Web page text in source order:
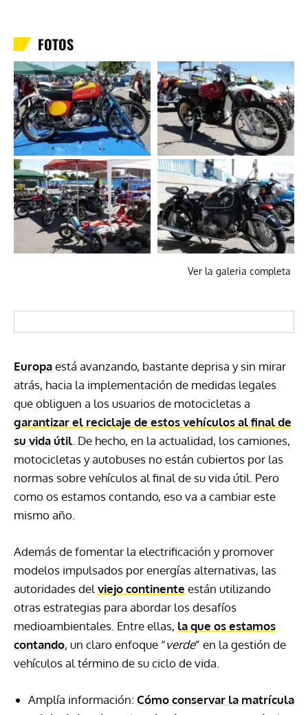
FOTOS
Ver la galeria completa
Europaestá avanzando, bastante deprisa y sin mirar
atrás, hacia la implementación de medidas legales
que obliguen a los usuarios de motocicletas a
garantizar el reciclaje de estos vehículos al final de
su vida útil . De hecho, en la actualidad, los camiones,
motocicletas y autobuses no están cubiertos por las
normas sobre vehículos al final de su vida útil. Pero
como os estamos contando, eso va a cambiar este
mismo año.
Además de fomentar la electrificación y promover
modelos impulsados por energías alternativas, las
autoridades del viejo continente están utilizando
otras estrategias para abordar los desafíos
medioambientales. Entre ellas, la que os estamos
contando, un claro enfoque “verde” en la gestión de
vehículos al término de su ciclo de vida.
Amplía información: Cómo conservar la matrícula